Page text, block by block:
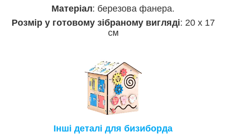
Матеріал: березова фанера.
Розмір у готовому зібраному вигляді: 20 х 17
см
Інші деталі для бизиборда